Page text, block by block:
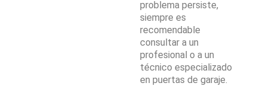
problema persiste,
siempre es
recomendable
consultar a un
profesional o a un
técnico especializado
en puertas de garaje.